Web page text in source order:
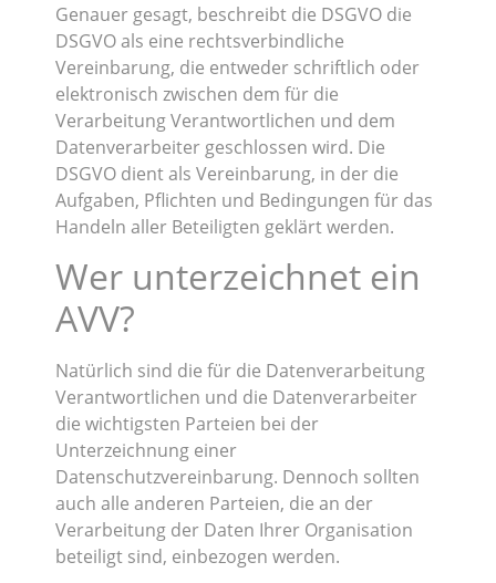
Genauer gesagt, beschreibt die DSGVO die
DSGVO als eine rechtsverbindliche
Vereinbarung, die entweder schriftlich oder
elektronisch zwischen dem für die
Verarbeitung Verantwortlichen und dem
Datenverarbeiter geschlossen wird. Die
DSGVO dient als Vereinbarung, in der die
Aufgaben, Pflichten und Bedingungen für das
Handeln aller Beteiligten geklärt werden.
Wer unterzeichnet ein
AVV?
Natürlich sind die für die Datenverarbeitung
Verantwortlichen und die Datenverarbeiter
die wichtigsten Parteien bei der
Unterzeichnung einer
Datenschutzvereinbarung. Dennoch sollten
auch alle anderen Parteien, die an der
Verarbeitung der Daten Ihrer Organisation
beteiligt sind, einbezogen werden.